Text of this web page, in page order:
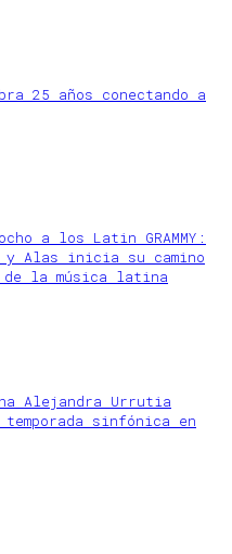
25 años conectando a
a los Latin GRAMMY:
y Alas inicia su camino
de la música latina
Alejandra Urrutia
sinfónica en